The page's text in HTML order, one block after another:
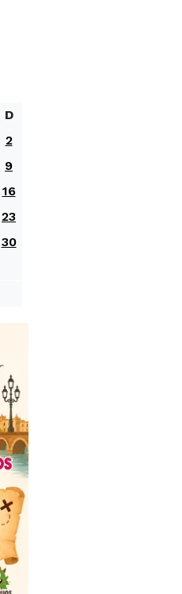
D
2
9
16
23
30